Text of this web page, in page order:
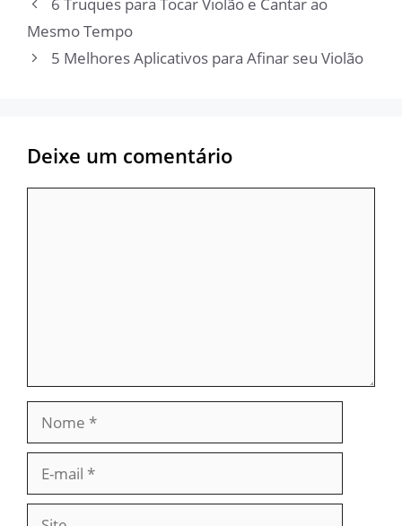
Mesmo Tempo
5 Melhores Aplicativos para Afinar seu Violão
Deixe um comentário
mail
Site